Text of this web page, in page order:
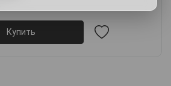
Купить